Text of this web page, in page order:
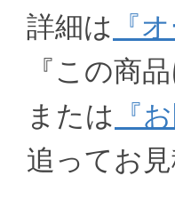
詳細は 『
『この商
または 『
追ってお